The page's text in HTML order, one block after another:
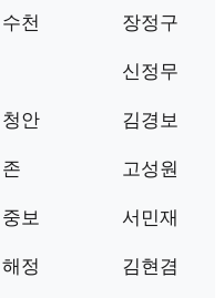
수천 장정구
신정무
청안 김경보
존 고성원
중보 서민재
해정 김현겸